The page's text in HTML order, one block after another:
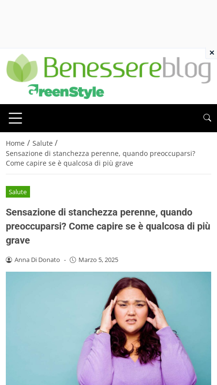
Home / Salute /
Sensazione di stanchezza perenne, quando preoccuparsi?
Come capire se è qualcosa di più grave
Salute
Sensazione di stanchezza perenne, quando
preoccuparsi? Come capire se è qualcosa di più
grave
Anna Di Donato - Marzo 5, 2025
×